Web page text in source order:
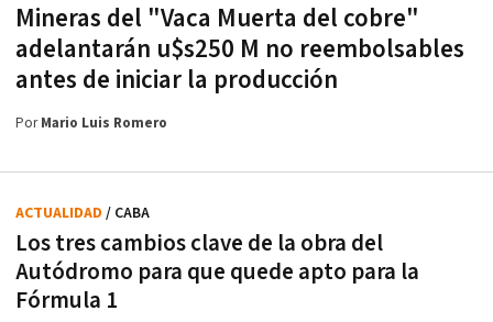
Mineras del "Vaca Muerta del cobre"
adelantarán u$s250 M no reembolsables
antes de iniciar la producción
PorMario Luis Romero
Los tres cambios clave de la obra del
Autódromo para que quede apto para la
Fórmula 1
ACTUALIDAD / CABA